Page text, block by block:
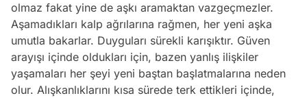
olmaz fakat yine de aşkı aramaktan vazgeçmezler.
Aşamadıkları kalp ağrılarına rağmen, her yeni aşka
umutla bakarlar. Duyguları sürekli karışıktır. Güven
arayışı içinde oldukları için, bazen yanlış ilişkiler
yaşamaları her şeyi yeni baştan başlatmalarına neden
olur. Alışkanlıklarını kısa sürede terk ettikleri içinde,